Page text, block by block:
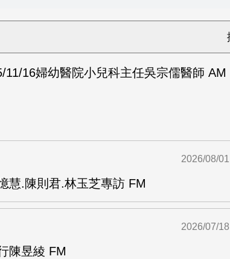
11/16婦幼醫院小兒科主任吳宗儒醫師 AM
慧.陳則君.林玉芝專訪 FM
2026/08/01
陳昱綾 FM
2026/07/18